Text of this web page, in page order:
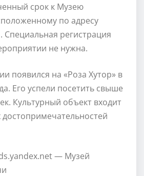
срок к Музею
по адресу
Специальная регистрация
не нужна.
появился на «Роза Хутор» в
Его успели посетить свыше
Культурный объект входит
достопримечательностей
— Музей